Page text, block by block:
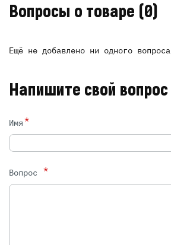
Вопросы о товаре (0)
Ещё не добавлено ни одного вопроса
Напишите свой вопрос
Имя*
Вопрос *